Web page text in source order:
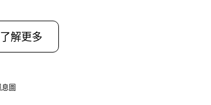
了解更多